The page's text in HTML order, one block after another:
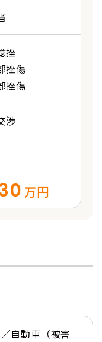
挫
挫傷
挫傷
渉
万円
自動車（被害